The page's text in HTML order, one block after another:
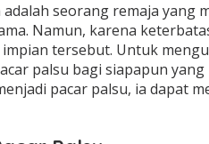
seorang remaja yang
Namun, karena
tersebut. Untuk
palsu bagi siapapun
pacar palsu, ia dapat